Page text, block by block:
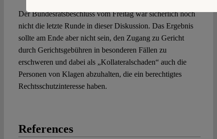
Der Bundesratsbeschluss vom Freitag war sicherlich noch
nicht die letzte Runde in dieser Diskussion. Das Ergebnis
sollte am Ende aber nicht sein, den Zugang zu Gericht
durch Gerichtsgebühren in besonderen Fällen zu
erschweren und dabei als „Kollateralschaden“ auch die
Personen von Klagen abzuhalten, die ein berechtigtes
Rechtsschutzinteresse haben.
References